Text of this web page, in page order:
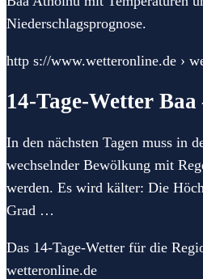
Niederschlagsprognose.
http s://www.wetteronline.de ›
14-Tage-Wetter
In den nächsten Tagen muss in
wechselnder Bewölkung mit
werden. Es wird kälter: Die
Grad …
Das 14-Tage-Wetter für die
wetteronline.de